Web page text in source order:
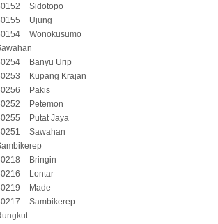
Sidotopo
Ujung
Wonokusumo
Banyu Urip
Kupang Krajan
Pakis
Petemon
Putat Jaya
Sawahan
Bringin
Lontar
Made
Sambikerep